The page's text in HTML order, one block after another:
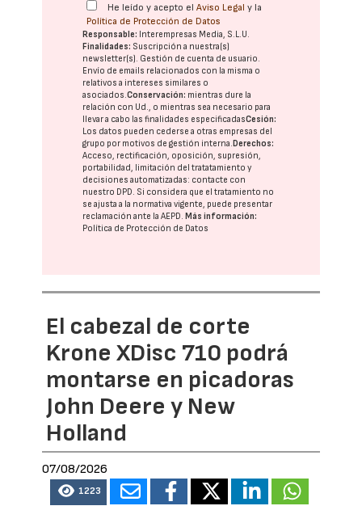
He leído y acepto elAviso Legal y la
Política de Protección de Datos
Responsable: Interempresas Media, S.L.U.
Finalidades: Suscripción a nuestra(s)
newsletter(s). Gestión de cuenta de usuario.
Envío de emails relacionados con la misma o
relativos a intereses similares o
asociados.Conservación: mientras dure la
relación con Ud., o mientras sea necesario para
llevar a cabo las finalidades especificadasCesión:
Los datos pueden cederse a otras empresas del
grupo por motivos de gestión interna.Derechos:
Acceso, rectificación, oposición, supresión,
portabilidad, limitación del tratatamiento y
decisiones automatizadas: contacte con
nuestro DPD. Si considera que el tratamiento no
se ajusta a la normativa vigente, puede presentar
reclamación ante laAEPD.Más información:
Política de Protección de Datos
El cabezal de corte
Krone XDisc 710 podrá
montarse en picadoras
John Deere y New
Holland
07/08/2026
1223